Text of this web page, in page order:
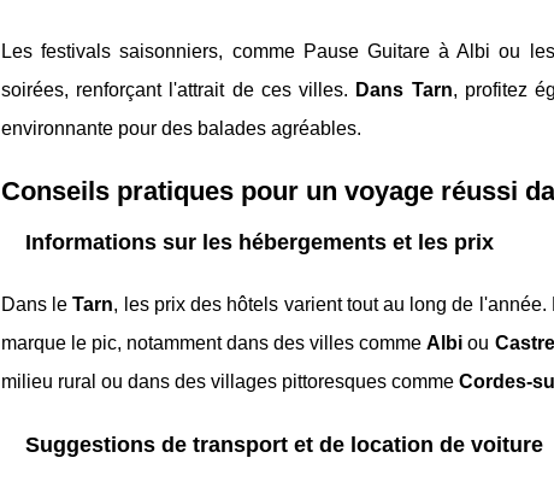
Les festivals saisonniers, comme Pause Guitare à Albi ou
soirées, renforçant l'attrait de ces villes. Dans Tarn, profitez
environnante pour des balades agréables.
Conseils pratiques pour un voyage réussi
Informations sur les hébergements et les prix
Dans leTarn, les prix des hôtels varient tout au long de
marque le pic, notamment dans des villes commeAlbi ou
milieu rural ou dans des villages pittoresques comme Cordes-
Suggestions de transport et de location de voiture